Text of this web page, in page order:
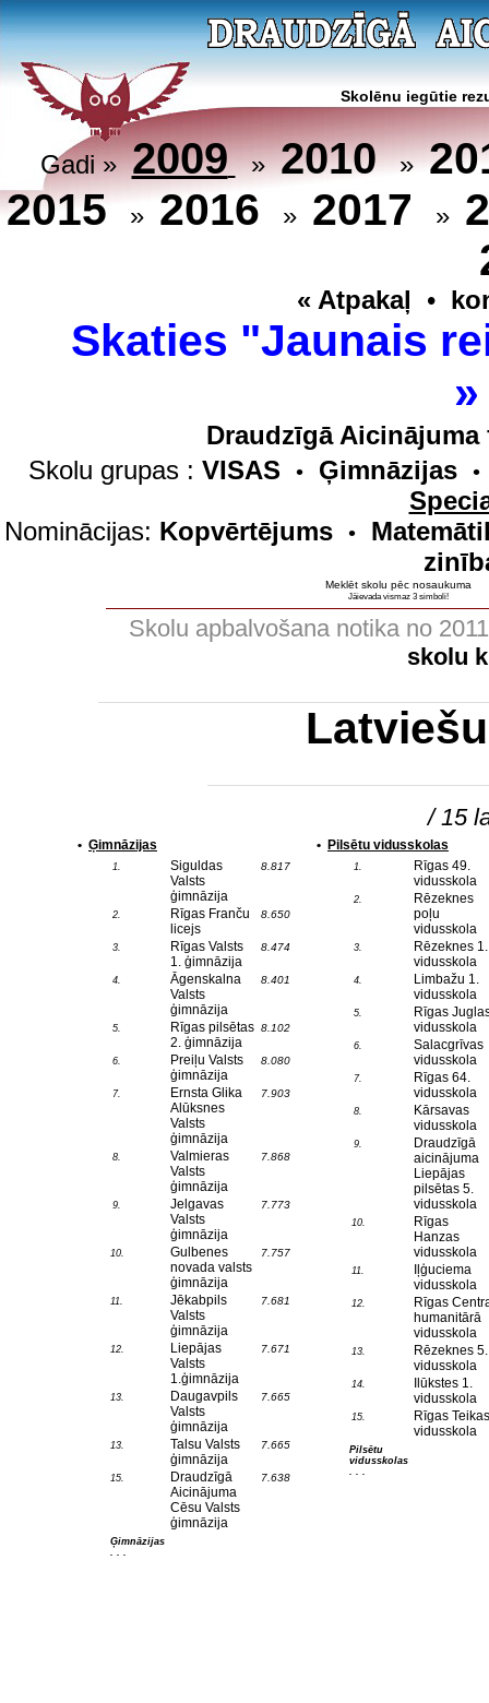
Skolēnu iegūtie
Gadi »2009 »2010 »
2015
» 2016 » 2017 »
« Atpakaļ •
Skaties "Jaunais
Draudzīgā
Skolu grupas : VISAS • Ģimnāzijas •
Nominācijas: Kopvērtējums •
Meklēt skolu pēc nosaukuma
Jāievada vismaz 3 simboli!
Skolu apbalvošana notika no
skolu
/ 15
• Ģimnāzijas
1.
Siguldas
Valsts
ģimnāzija
8.817
2.
Rīgas Franču
licejs
8.650
3.
Rīgas Valsts
1. ģimnāzija
8.474
4.
Āgenskalna
Valsts
ģimnāzija
8.401
5.
Rīgas pilsētas
2. ģimnāzija
8.102
6.
Preiļu Valsts
ģimnāzija
8.080
7.
Ernsta Glika
Alūksnes
Valsts
ģimnāzija
7.903
8.
Valmieras
Valsts
ģimnāzija
7.868
9.
Jelgavas
Valsts
ģimnāzija
7.773
10.
Gulbenes
novada valsts
ģimnāzija
7.757
11.
Jēkabpils
Valsts
ģimnāzija
7.681
12.
Liepājas
Valsts
1.ģimnāzija
7.671
13.
Daugavpils
Valsts
ģimnāzija
7.665
13.
Talsu Valsts
ģimnāzija
7.665
15.
Draudzīgā
Aicinājuma
Cēsu Valsts
ģimnāzija
7.638
Ģimnāzijas
. . .
• Pilsētu vidusskolas
1.
Rīgas 49.
vidusskola
2.
Rēzeknes
poļu
vidusskola
3.
Rēzeknes 1.
vidusskola
4.
Limbažu 1.
vidusskola
5.
Rīgas
vidusskola
6.
Salacgrīvas
vidusskola
7.
Rīgas 64.
vidusskola
8.
Kārsavas
vidusskola
9.
Draudzīgā
aicinājuma
Liepājas
pilsētas 5.
vidusskola
10.
Rīgas
Hanzas
vidusskola
11.
Iļģuciema
vidusskola
12.
Rīgas
humanitārā
vidusskola
13.
Rēzeknes 5.
vidusskola
14.
Ilūkstes 1.
vidusskola
15.
Rīgas Teikas
vidusskola
Pilsētu
vidusskolas
. . .